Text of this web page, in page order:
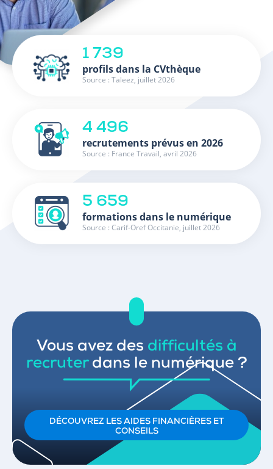
1 739
profils dans la CVthèque
Source : Taleez, juillet 2026
4 496
recrutements prévus en 2026
Source : France Travail, avril 2026
5 659
formations dans le numérique
Source : Carif-Oref Occitanie, juillet 2026
Vous avez des difficultés à
recruterdans le numérique ?
DÉCOUVREZ LES AIDES FINANCIÈRES ET
CONSEILS